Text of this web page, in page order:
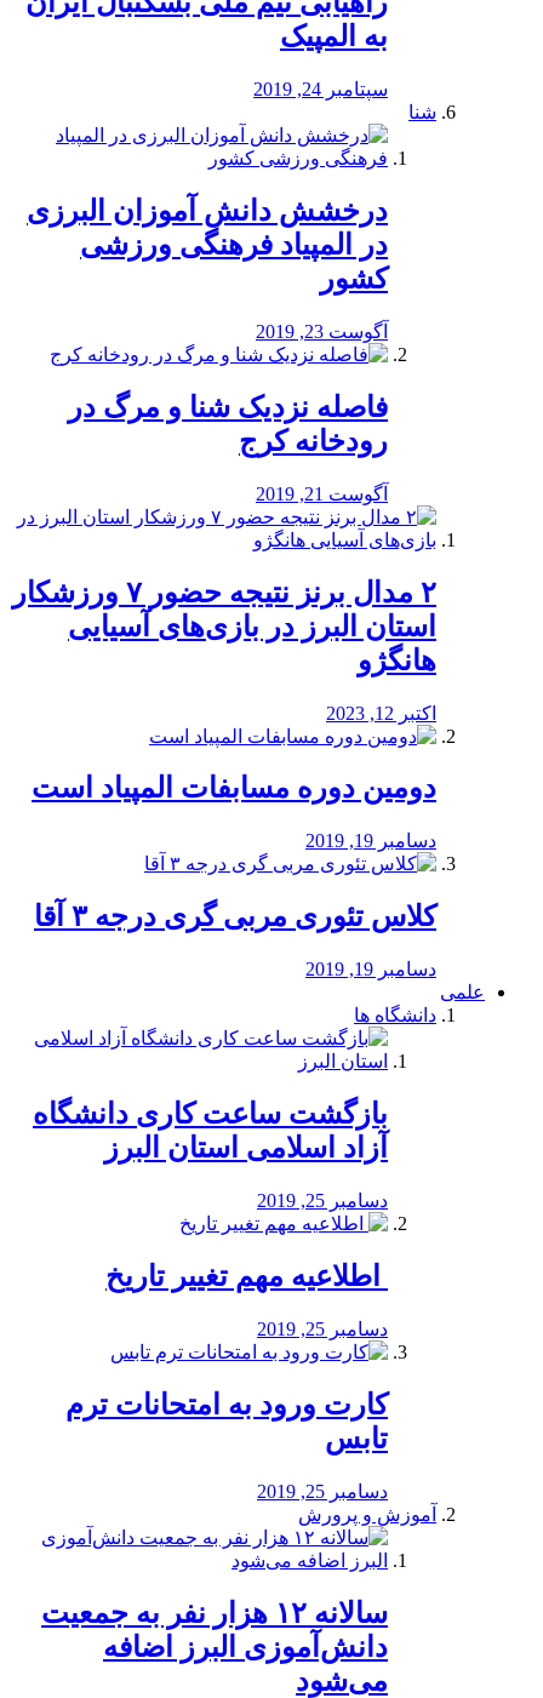
به المپیک
سپتامبر 24, 2019
شنا
درخشش دانش آموزان البرزی
در المپیاد فرهنگی ورزشی
کشور
آگوست 23, 2019
️فاصله نزدیک شنا و مرگ در
رودخانه کرج
آگوست 21, 2019
۲ مدال برنز نتیجه حضور ۷ ورزشکار
استان البرز در بازی‌های آسیایی
هانگژو
اکتبر 12, 2023
دومین دوره مسابفات المپیاد است
دسامبر 19, 2019
کلاس تئوری مربی گری درجه ۳ آقا
دسامبر 19, 2019
علمی
دانشگاه ها
بازگشت ساعت کاری دانشگاه
آزاد اسلامی استان البرز
دسامبر 25, 2019
️ اطلاعیه مهم تغییر تاریخ
دسامبر 25, 2019
کارت ورود به امتحانات ترم
تابس
دسامبر 25, 2019
آموزش و پرورش
️سالانه ۱۲ هزار نفر به جمعیت
دانش‌آموزی البرز اضافه
می‌شود